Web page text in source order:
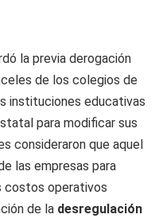
la previa derogación
de los colegios de
instituciones educativas
para modificar sus
consideraron que aquel
las empresas para
costos operativos
de la desregulación